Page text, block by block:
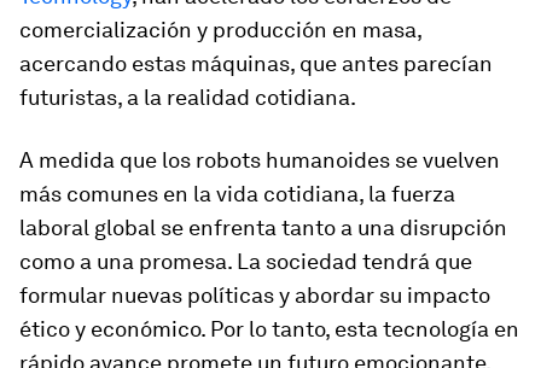
comercialización y producción en masa,
acercando estas máquinas, que antes parecían
futuristas, a la realidad cotidiana.
A medida que los robots humanoides se vuelven
más comunes en la vida cotidiana, la fuerza
laboral global se enfrenta tanto a una disrupción
como a una promesa. La sociedad tendrá que
formular nuevas políticas y abordar su impacto
ético y económico. Por lo tanto, esta tecnología en
rápido avance promete un futuro emocionante,